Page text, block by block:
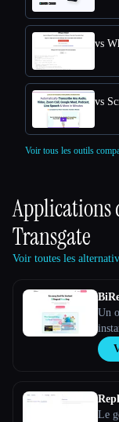
vs
vs
Voir tous les outils
Transgate
Voir toutes les
Un
Le